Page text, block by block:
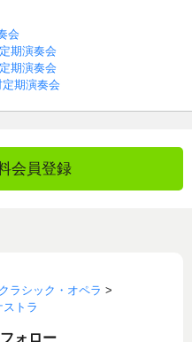
会
期演奏会
期演奏会
期演奏会
会員登録
クラシック・オペラ >
トラ
ォロー